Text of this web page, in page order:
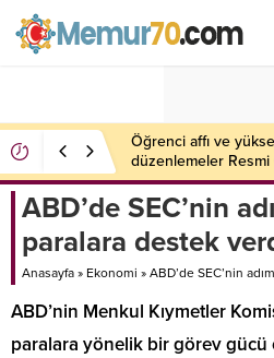
Öğrenci affı ve
düzenlemeler Resmi
ABD’de SEC’nin
paralara destek
Anasayfa » Ekonomi » ABD’de SEC’nin
ABD’nin Menkul Kıymetler
paralara yönelik bir görev gücü